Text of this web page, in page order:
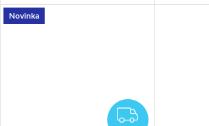
Novinka
ZDARMA